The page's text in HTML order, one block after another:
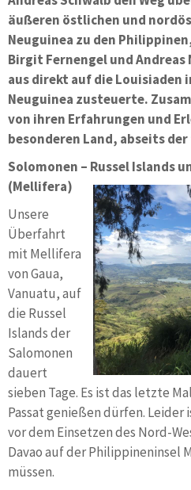
äußeren östlichen und
Neuguinea zu den
Birgit Fernengel und Andreas
aus direkt auf die Louisiaden
Neuguinea zusteuerte.
von ihren Erfahrungen und
besonderen Land, abseits
Solomonen – Russel Islands
(Mellifera)
Unsere
Überfahrt
mit Mellifera
von Gaua,
Vanuatu, auf
die Russel
Islands der
Salomonen
dauert
sieben Tage. Es ist das letzte
Passat genießen dürfen.
vor dem Einsetzen des Nord-
Davao auf der Philippineninsel
müssen.